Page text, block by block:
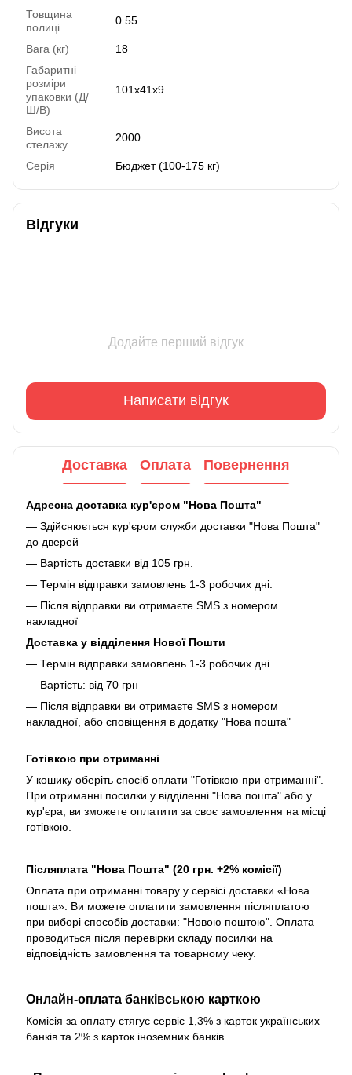
Товщина
полиці
0.55
Вага (кг)
18
Габаритні
розміри
упаковки (Д/
Ш/В)
101х41х9
Висота
стелажу
2000
Серія Бюджет (100-175 кг)
Відгуки
Додайте перший відгук
Написати відгук
Доставка Оплата Повернення
Адресна доставка кур'єром "Нова Пошта"
— Здійснюється кур'єром служби доставки "Нова Пошта"
до дверей
— Вартість доставки від 105 грн.
— Термін відправки замовлень 1-3 робочих дні.
— Після відправки ви отримаєте SMS з номером
накладної
Доставка у відділення Нової Пошти
— Термін відправки замовлень 1-3 робочих дні.
— Вартість: від 70 грн
— Після відправки ви отримаєте SMS з номером
накладної, або сповіщення в додатку "Нова пошта"
Готівкою при отриманні
У кошику оберіть спосіб оплати "Готівкою при отриманні".
При отриманні посилки у відділенні "Нова пошта" або у
кур'єра, ви зможете оплатити за своє замовлення на місці
готівкою.
Післяплата "Нова Пошта" (20 грн. +2% комісії)
Оплата при отриманні товару у сервісі доставки «Нова
пошта». Ви можете оплатити замовлення післяплатою
при виборі способів доставки: "Новою поштою". Оплата
проводиться після перевірки складу посилки на
відповідність замовлення та товарному чеку.
Онлайн-оплата банківською карткою
Комісія за оплату стягує сервіс 1,3% з карток українських
банків та 2% з карток іноземних банків.